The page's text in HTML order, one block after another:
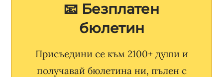
📧 Безплатен
бюлетин
Присъедини се към 2100+ души и
получавай бюлетина ни, пълен с